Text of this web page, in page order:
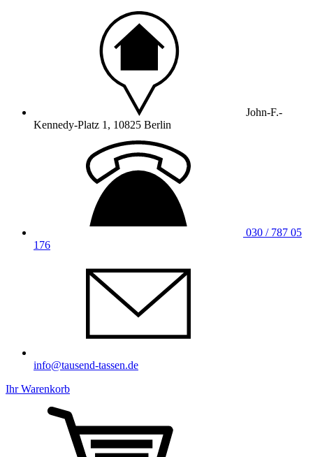
John-F.-
Kennedy-Platz 1, 10825 Berlin
030 / 787 05
176
info@tausend-tassen.de
Ihr Warenkorb